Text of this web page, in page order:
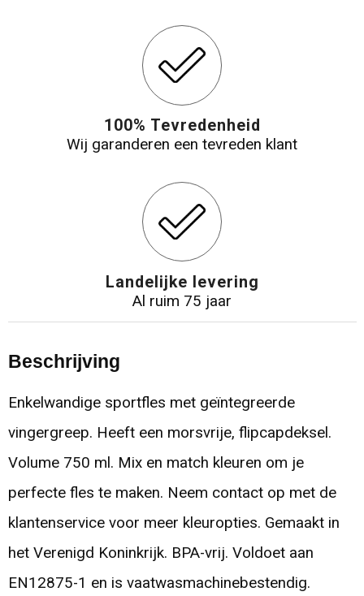
100% Tevredenheid
Wij garanderen een tevreden klant
Landelijke levering
Al ruim 75 jaar
Beschrijving
Enkelwandige sportfles met geïntegreerde
vingergreep. Heeft een morsvrije, flipcapdeksel.
Volume 750 ml. Mix en match kleuren om je
perfecte fles te maken. Neem contact op met de
klantenservice voor meer kleuropties. Gemaakt in
het Verenigd Koninkrijk. BPA-vrij. Voldoet aan
EN12875-1 en is vaatwasmachinebestendig.